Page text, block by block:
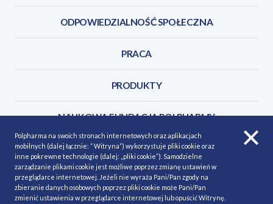
ODPOWIEDZIALNOŚĆ SPOŁECZNA
PRACA
PRODUKTY
NAUKOWA FUNDACJA POLPHARMY
KONTAKT
Polpharma na swoich stronach internetowych oraz aplikacjach
mobilnych (dalej łącznie: ” Witryna”) wykorzystuje pliki cookie oraz
inne pokrewne technologie (dalej: „pliki cookie”). Samodzielne
zarządzanie plikami cookie jest możliwe poprzez zmianę ustawień w
przeglądarce internetowej. Jeżeli nie wyraża Pani/Pan zgody na
zbieranie danych osobowych poprzez pliki cookie może Pani/Pan
zmienić ustawienia w przeglądarce internetowej lub opuścić Witrynę.